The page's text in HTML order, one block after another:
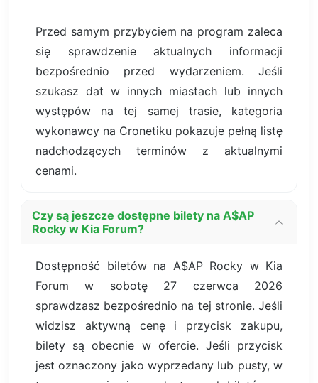
Przed samym przybyciem na program zaleca
się sprawdzenie aktualnych informacji
bezpośrednio przed wydarzeniem. Jeśli
szukasz dat w innych miastach lub innych
występów na tej samej trasie, kategoria
wykonawcy na Cronetiku pokazuje pełną listę
nadchodzących terminów z aktualnymi
cenami.
Czy są jeszcze dostępne bilety na A$AP
Rocky w Kia Forum?
Dostępność biletów na A$AP Rocky w Kia
Forum w sobotę 27 czerwca 2026
sprawdzasz bezpośrednio na tej stronie. Jeśli
widzisz aktywną cenę i przycisk zakupu,
bilety są obecnie w ofercie. Jeśli przycisk
jest oznaczony jako wyprzedany lub pusty, w